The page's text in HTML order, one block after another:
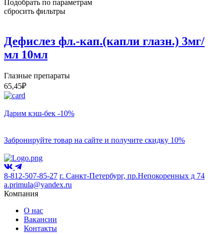
Подобрать по параметрам
сбросить фильтры
Дефислез фл.-кап.(капли глазн.) 3мг/
мл 10мл
Глазные препараты
65,45₽
Дарим кэш-бек -10%
Забронируйте товар на сайте и получите скидку 10%
8-812-507-85-27 г. Санкт-Петербург, пр.Непокоренных д 74
a.primula@yandex.ru
Компания
О нас
Вакансии
Контакты